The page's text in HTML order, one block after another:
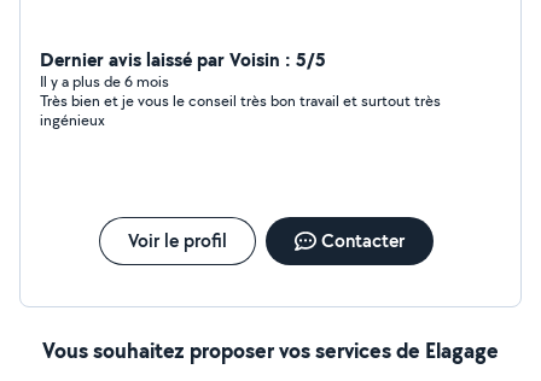
Dernier avis laissé par Voisin : 5/5
Il y a plus de 6 mois
Très bien et je vous le conseil très bon travail et surtout très
ingénieux
Voir le profil Contacter
Vous souhaitez proposer vos services de Elagage